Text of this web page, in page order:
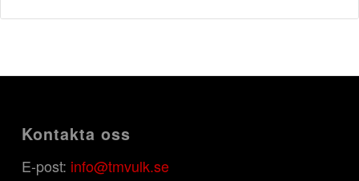
Kontakta oss
E-post: info@tmvulk.se